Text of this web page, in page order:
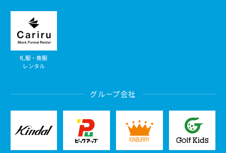
礼服・喪服
レンタル
グループ会社